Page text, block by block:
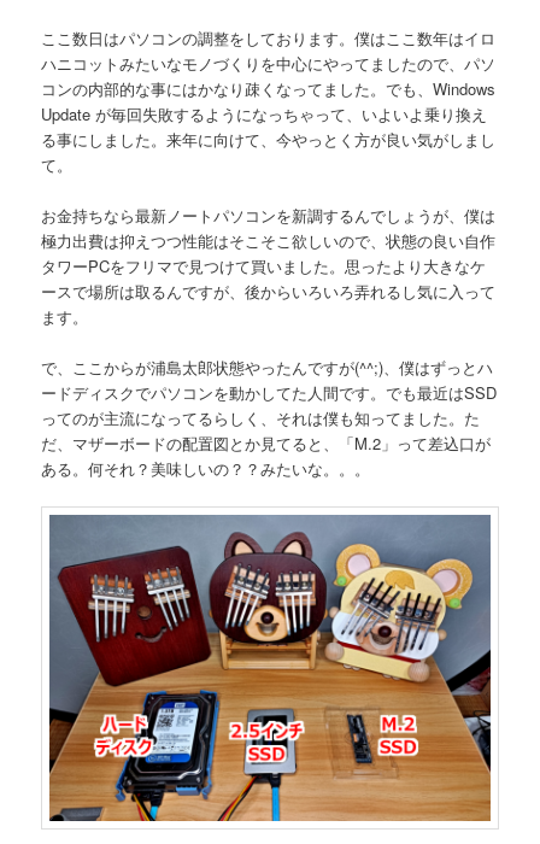
ここ数日はパソコンの調整をしております。僕はここ数年はイロ
ハニコットみたいなモノづくりを中心にやってましたので、パソ
コンの内部的な事にはかなり疎くなってました。でも、Windows
Update が毎回失敗するようになっちゃって、いよいよ乗り換え
る事にしました。来年に向けて、今やっとく方が良い気がしまし
て。
お金持ちなら最新ノートパソコンを新調するんでしょうが、僕は
極力出費は抑えつつ性能はそこそこ欲しいので、状態の良い自作
タワーPCをフリマで見つけて買いました。思ったより大きなケ
ースで場所は取るんですが、後からいろいろ弄れるし気に入って
ます。
で、ここからが浦島太郎状態やったんですが(^^;)、僕はずっとハ
ードディスクでパソコンを動かしてた人間です。でも最近はSSD
ってのが主流になってるらしく、それは僕も知ってました。た
だ、マザーボードの配置図とか見てると、「M.2」って差込口が
ある。何それ？美味しいの？？みたいな。。。